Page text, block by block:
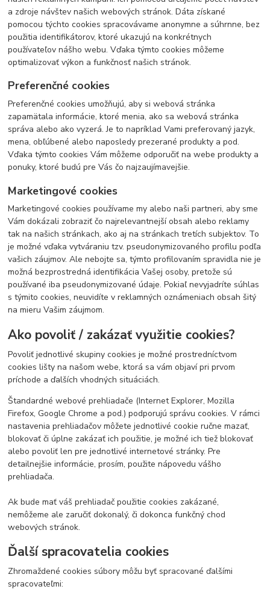
a zdroje návštev našich webových stránok. Dáta získané
pomocou týchto cookies spracovávame anonymne a súhrnne, bez
použitia identifikátorov, ktoré ukazujú na konkrétnych
používateľov nášho webu. Vďaka týmto cookies môžeme
optimalizovať výkon a funkčnosť našich stránok.
Preferenčné cookies
Preferenčné cookies umožňujú, aby si webová stránka
zapamätala informácie, ktoré menia, ako sa webová stránka
správa alebo ako vyzerá. Je to napríklad Vami preferovaný jazyk,
mena, obľúbené alebo naposledy prezerané produkty a pod.
Vďaka týmto cookies Vám môžeme odporučiť na webe produkty a
ponuky, ktoré budú pre Vás čo najzaujímavejšie.
Marketingové cookies
Marketingové cookies používame my alebo naši partneri, aby sme
Vám dokázali zobraziť čo najrelevantnejší obsah alebo reklamy
tak na našich stránkach, ako aj na stránkach tretích subjektov. To
je možné vďaka vytváraniu tzv. pseudonymizovaného profilu podľa
vašich záujmov. Ale nebojte sa, týmto profilovaním spravidla nie je
možná bezprostredná identifikácia Vašej osoby, pretože sú
používané iba pseudonymizované údaje. Pokiaľ nevyjadríte súhlas
s týmito cookies, neuvidíte v reklamných oznámeniach obsah šitý
na mieru Vašim záujmom.
Ako povoliť / zakázať využitie cookies?
Povoliť jednotlivé skupiny cookies je možné prostredníctvom
cookies lišty na našom webe, ktorá sa vám objaví pri prvom
príchode a ďalších vhodných situáciách.
Štandardné webové prehliadače (Internet Explorer, Mozilla
Firefox, Google Chrome a pod.) podporujú správu cookies. V rámci
nastavenia prehliadačov môžete jednotlivé cookie ručne mazať,
blokovať či úplne zakázať ich použitie, je možné ich tiež blokovať
alebo povoliť len pre jednotlivé internetové stránky. Pre
detailnejšie informácie, prosím, použite nápovedu vášho
prehliadača.
Ak bude mať váš prehliadač použitie cookies zakázané,
nemôžeme ale zaručiť dokonalý, či dokonca funkčný chod
webových stránok.
Ďalší spracovatelia cookies
Zhromaždené cookies súbory môžu byť spracované ďalšími
spracovateľmi: